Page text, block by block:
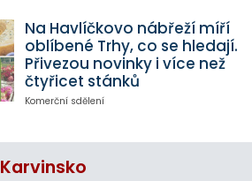
Na Havlíčkovo nábřeží míří
oblíbené Trhy, co se hledají.
Přivezou novinky i více než
čtyřicet stánků
Komerční sdělení